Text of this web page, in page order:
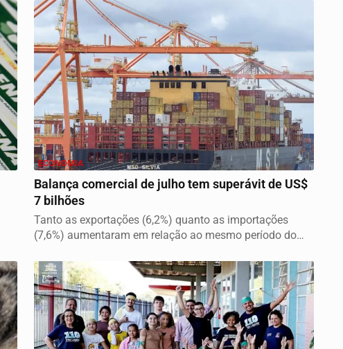
ECONOMIA
Balança comercial de julho tem superávit de US$
7 bilhões
Tanto as exportações (6,2%) quanto as importações
(7,6%) aumentaram em relação ao mesmo período do